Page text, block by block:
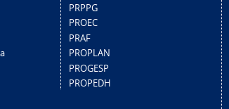
PRPPG
PROEC
PRAF
PROPLAN
PROGESP
PROPEDH